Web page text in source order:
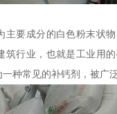
主要成分的白色粉末状
筑行业，也就是工业用
种常见的补钙剂，被广泛